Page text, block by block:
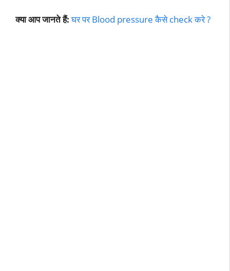
क्या आप जानते हैं: घर पर Blood pressure कैसे check करे ?